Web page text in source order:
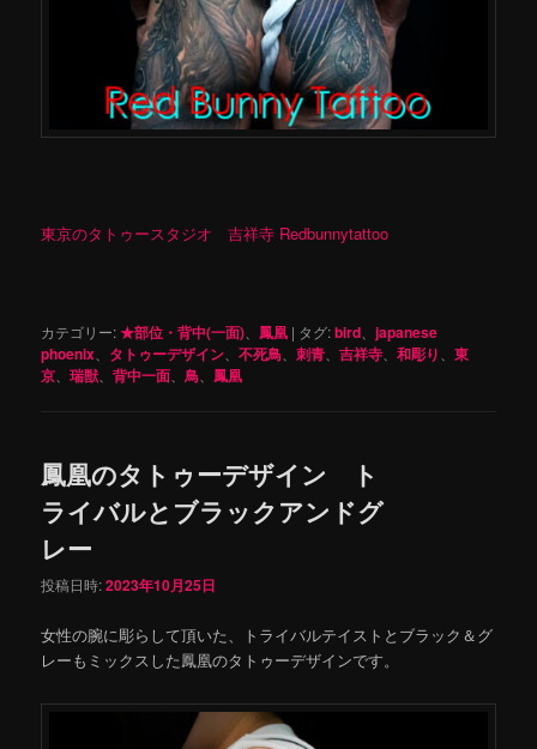
東京のタトゥースタジオ 吉祥寺 Redbunnytattoo
カテゴリー:★部位・背中(一面) 鳳凰 | タグ:bird 、japanese
phoenix
タトゥーデザイン 、不死鳥 、刺青 、吉祥寺 、和彫り 、東
京 、瑞獣 、背中一面 、鳥 鳳凰
鳳凰のタトゥーデザイン ト
ライバルとブラックアンドグ
レー
投稿日時:2023年10月25日
女性の腕に彫らして頂いた、トライバルテイストとブラック＆グ
レーもミックスした鳳凰のタトゥーデザインです。